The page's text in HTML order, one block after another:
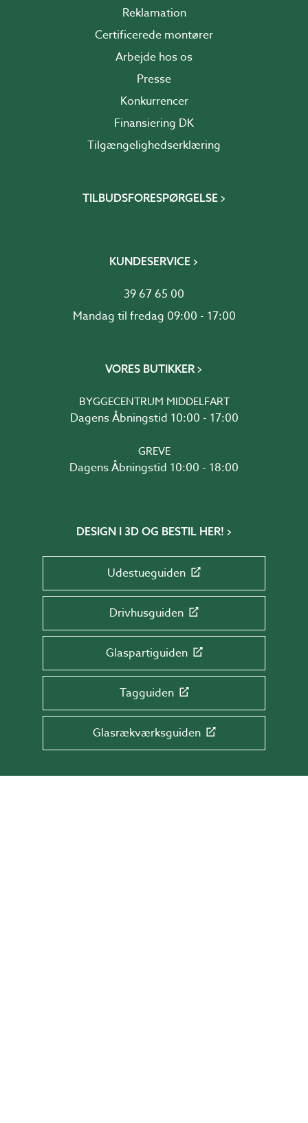
Reklamation
Certificerede montører
Arbejde hos os
Presse
Konkurrencer
Finansiering DK
Tilgængelighedserklæring
TILBUDSFORESPØRGELSE
KUNDESERVICE
39 67 65 00
Mandag til fredag 09:00 - 17:00
VORES BUTIKKER
BYGGECENTRUM MIDDELFART
Dagens Åbningstid 10:00 - 17:00
GREVE
Dagens Åbningstid 10:00 - 18:00
DESIGN I 3D OG BESTIL HER!
Udestueguiden
Drivhusguiden
Glaspartiguiden
Tagguiden
Glasrækværksguiden